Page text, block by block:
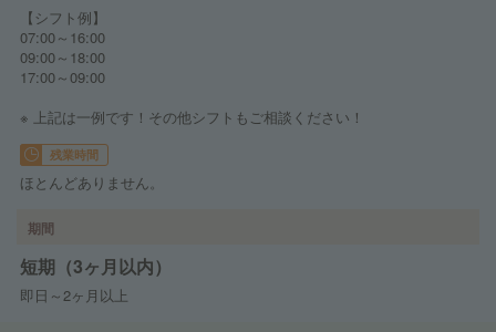
【シフト例】
07:00～16:00
09:00～18:00
17:00～09:00
※ 上記は一例です！その他シフトもご相談ください！
残業時間
ほとんどありません。
期間
短期（3ヶ月以内）
即日～2ヶ月以上